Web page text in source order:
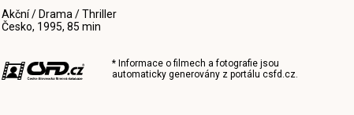
Akční / Drama / Thriller
Česko, 1995, 85 min
* Informace o filmech a fotografie jsou
automaticky generovány z portálu csfd.cz.